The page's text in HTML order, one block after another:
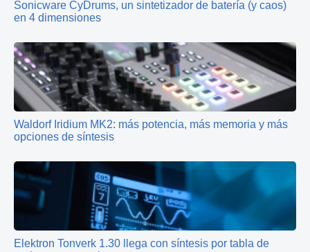
Sonicware CyDrums, un sintetizador de batería (y caos)
en 4 dimensiones
Waldorf Iridium MK2: más potencia, más memoria y más
opciones de síntesis
Elektron Tonverk 1.30 llega con síntesis por tabla de